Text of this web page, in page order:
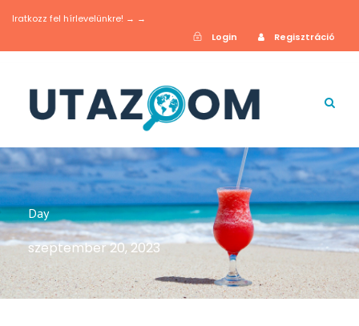
Iratkozz fel hírlevelünkre! → →
Login
Regisztráció
Day
szeptember 20, 2023